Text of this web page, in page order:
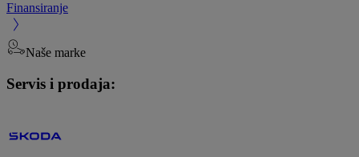
Finansiranje
Naše marke
Servis i prodaja: